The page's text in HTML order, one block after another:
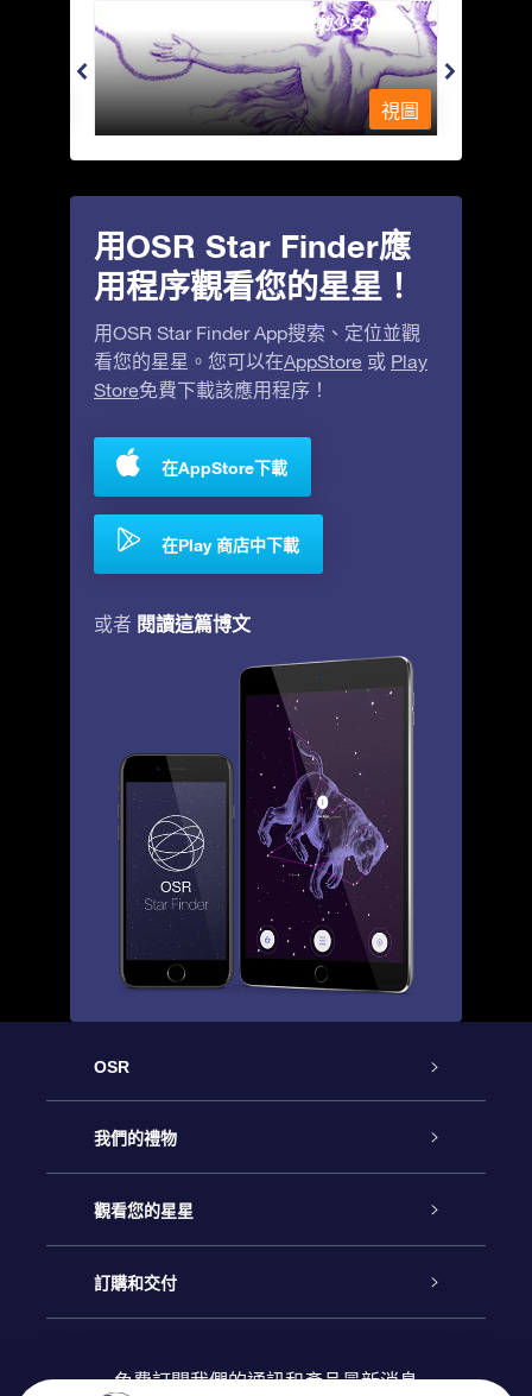
Andromeda - 被鐵鍊鎖著的少女
視圖
用OSR Star Finder應
用程序觀看您的星星！
用OSR Star Finder App搜索、定位並觀
看您的星星。您可以在AppStore 或 Play
Store免費下載該應用程序！
在AppStore下載
在Play 商店中下載
或者 閱讀這篇博文
OSR
客戶服務
聯繫我們
博客
我們的禮物
Online Star禮物
OSR禮物包
觀看您的星星
星星注册
訂購和交付
免費訂閱我們的通訊和產品最新消息